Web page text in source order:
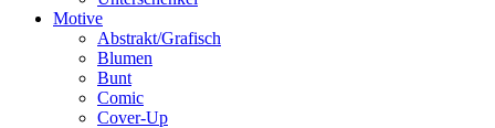
Motive
Abstrakt/Grafisch
Blumen
Bunt
Comic
Cover-Up